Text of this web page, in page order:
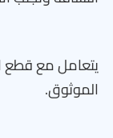
يتعامل مع قطع
الموثوق.